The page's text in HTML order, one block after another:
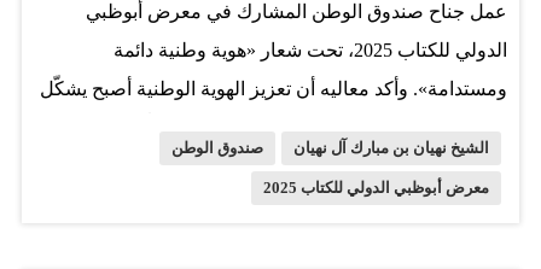
بالحياة، ويخدم الأجيال، ويجعل من…
عمل جناح صندوق الوطن المشارك في معرض أبوظبي
الدولي للكتاب 2025، تحت شعار «هوية وطنية دائمة
ومستدامة». وأكد معاليه أن تعزيز الهوية الوطنية أصبح يشكّل
صاحب السمو الشيخ محمد بن زايد آل نهيان، رئيس الدولة،
الشيخ نهيان بن مبارك آل نهيان صندوق الوطن
معرض أبوظبي الدولي للكتاب 2025